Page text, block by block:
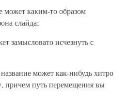
может каким-то образом
слайда;
замысловато исчезнуть с
может как-нибудь хитро
причем путь перемещения вы